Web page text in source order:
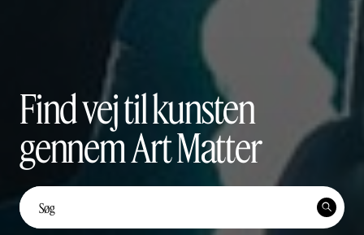
Find vej til kunsten
gennem Art Matter

Unge kunstnerstemmer: Yi
Ten Lai Fernández
Unge Kunstnerstemmer